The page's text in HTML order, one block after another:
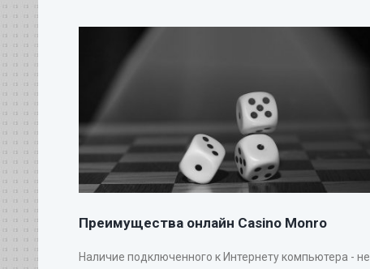
Преимущества онлайн Casino Monro
Наличие подключенного к Интернету компьютера - не